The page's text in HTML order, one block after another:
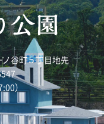
谷町５丁目地先
）